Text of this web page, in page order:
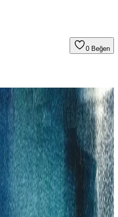
0 Beğen
Seçiminin 5 Sırrı:
MediaMarkt’ta sizi bekliyor.
keşfedin!
Konforlu ve
MediaMarkt'ta sizi
keşfedin! İnceleyin ve doğru